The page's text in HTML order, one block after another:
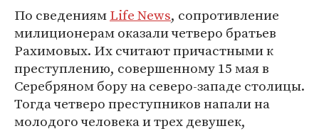
По сведениямLife News, сопротивление
милиционерам оказали четверо братьев
Рахимовых. Их считают причастными к
преступлению, совершенному 15 мая в
Серебряном бору на северо-западе столицы.
Тогда четверо преступников напали на
молодого человека и трех девушек,